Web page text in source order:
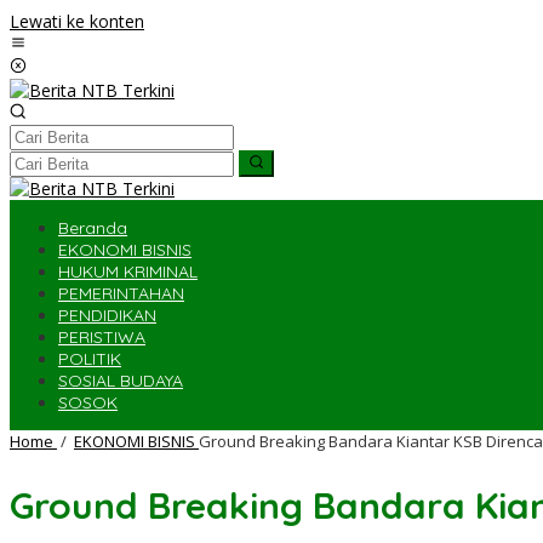
Lewati ke konten
Beranda
EKONOMI BISNIS
HUKUM KRIMINAL
PEMERINTAHAN
PENDIDIKAN
PERISTIWA
POLITIK
SOSIAL BUDAYA
SOSOK
Home / EKONOMI BISNIS Ground Breaking Bandara Kiantar KSB
Ground Breaking Bandara